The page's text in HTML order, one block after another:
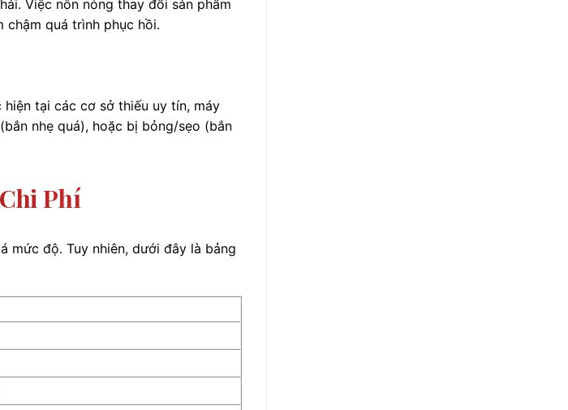
Việc nôn nóng thay đổi sản phẩm
chậm quá trình phục hồi.
tại các cơ sở thiếu uy tín, máy
nhẹ quá), hoặc bị bỏng/sẹo (bắn
Phí
mức độ. Tuy nhiên, dưới đây là bảng